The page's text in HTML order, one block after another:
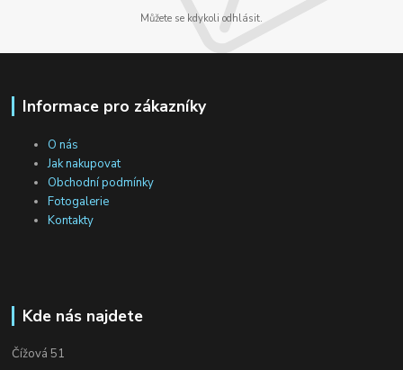
Můžete se kdykoli odhlásit.
Informace pro zákazníky
O nás
Jak nakupovat
Obchodní podmínky
Fotogalerie
Kontakty
Kde nás najdete
Čížová 51